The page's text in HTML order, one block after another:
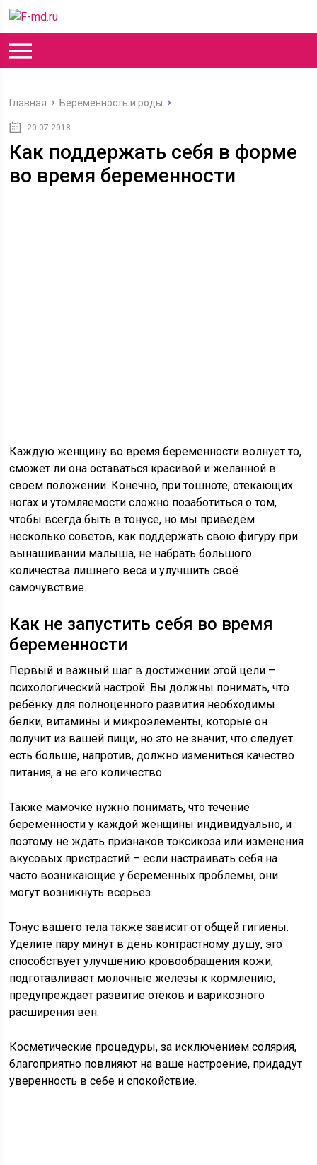
Главная Беременность и роды
20.07.2018
Как поддержать себя в форме
во время беременности
Каждую женщину во время беременности волнует то,
сможет ли она оставаться красивой и желанной в
своем положении. Конечно, при тошноте, отекающих
ногах и утомляемости сложно позаботиться о том,
чтобы всегда быть в тонусе, но мы приведём
несколько советов, как поддержать свою фигуру при
вынашивании малыша, не набрать большого
количества лишнего веса и улучшить своё
самочувствие.
Как не запустить себя во время
беременности
Первый и важный шаг в достижении этой цели –
психологический настрой. Вы должны понимать, что
ребёнку для полноценного развития необходимы
белки, витамины и микроэлементы, которые он
получит из вашей пищи, но это не значит, что следует
есть больше, напротив, должно измениться качество
питания, а не его количество.
Также мамочке нужно понимать, что течение
беременности у каждой женщины индивидуально, и
поэтому не ждать признаков токсикоза или изменения
вкусовых пристрастий – если настраивать себя на
часто возникающие у беременных проблемы, они
могут возникнуть всерьёз.
Тонус вашего тела также зависит от общей гигиены.
Уделите пару минут в день контрастному душу, это
способствует улучшению кровообращения кожи,
подготавливает молочные железы к кормлению,
предупреждает развитие отёков и варикозного
расширения вен.
Косметические процедуры, за исключением солярия,
благоприятно повлияют на ваше настроение, придадут
уверенность в себе и спокойствие.